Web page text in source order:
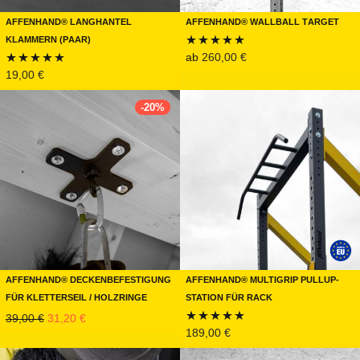
Affenhand® Langhantel
Klammern (Paar)
Bewertet mit
19,00 €
Affenhand® Wallball Target
Bewertet
ab 260,00 €
-20%
Affenhand® Deckenbefestigung
für Kletterseil / Holzringe
39,00€ Ursprünglicher Preis war: 39,00 €
31,20 €Aktueller Preis ist: 31,20 €.
Affenhand® Multigrip Pullup-
Station für Rack
Bewertet mit
189,00 €